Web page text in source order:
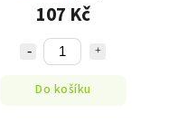
107 Kč
Do košíku